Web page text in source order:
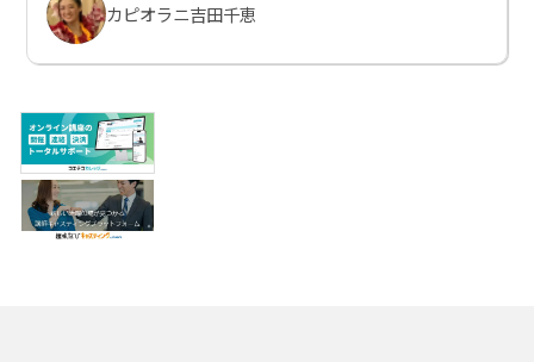
カピオラニ吉田千恵